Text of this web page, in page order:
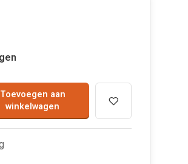
Toevoegen aan
winkelwagen